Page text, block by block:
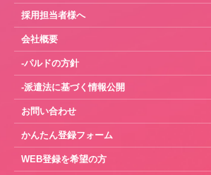
採用担当者様へ
会社概要
-パルドの方針
-派遣法に基づく情報公開
お問い合わせ
かんたん登録フォーム
WEB登録を希望の方